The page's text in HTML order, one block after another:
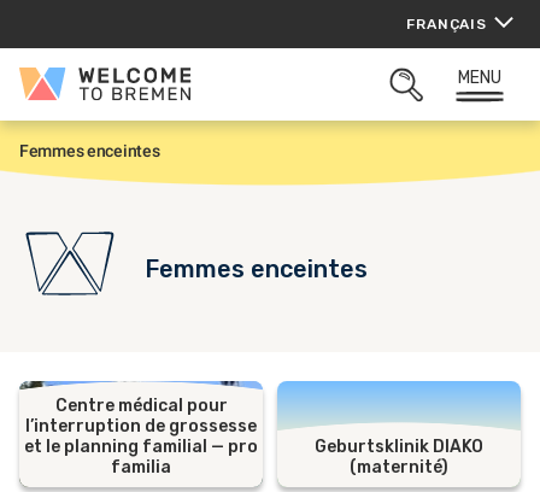
contenu
FRANÇAIS
Welcome
OUVRIR
RECHERCHE
MENU
A
c
e
Femmes enceintes
Femmes enceintes
Centre médical pour
l’interruption de grossesse
et le planning familial — pro
familia
Geburtsklinik DIAKO
(maternité)